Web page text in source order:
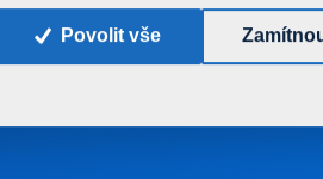
+420
Povolit vše